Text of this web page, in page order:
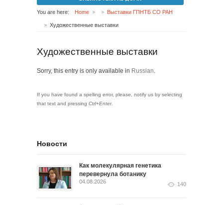
You are here: Home Выставки ГПНТБ СО РАН
Художественные выставки
Художественные выставки
Sorry, this entry is only available in Russian.
If you have found a spelling error, please, notify us by selecting
that text and pressing Ctrl+Enter.
Новости
Как молекулярная генетика
перевернула ботанику
04.08.2026 140